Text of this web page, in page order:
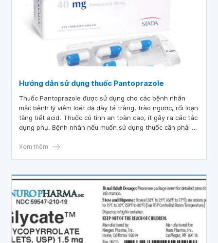
Hướng dẫn sử dụng thuốc Pantoprazole
Thuốc Pantoprazole được sử dụng cho các bệnh nhân
mắc bệnh lý viêm loét dạ dày tá tràng, trào ngược, rối loạn
tăng tiết acid. Thuốc có tính an toàn cao, ít gây ra các tác
dụng phụ. Bệnh nhân nếu muốn sử dụng thuốc cần phải có
Xem thêm